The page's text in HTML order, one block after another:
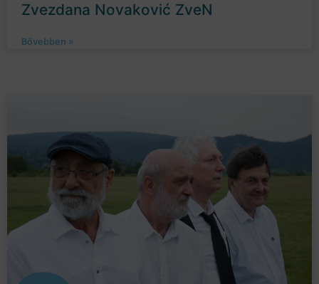
Zvezdana Novaković ZveN
Bővebben »